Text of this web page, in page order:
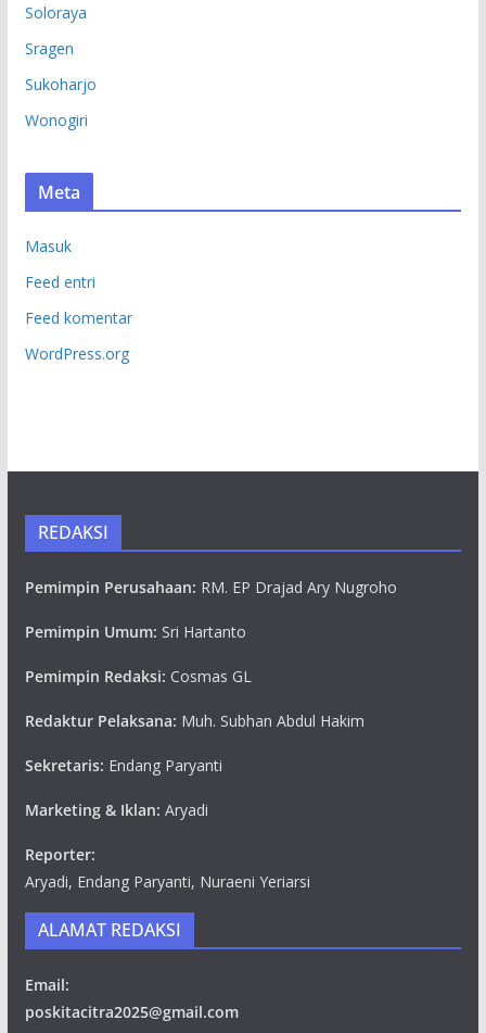
Soloraya
Sragen
Sukoharjo
Wonogiri
Meta
Masuk
Feed entri
Feed komentar
WordPress.org
REDAKSI
Pemimpin Perusahaan: RM. EP Drajad Ary Nugroho
Pemimpin Umum: Sri Hartanto
Pemimpin Redaksi: Cosmas GL
Redaktur Pelaksana: Muh. Subhan Abdul Hakim
Sekretaris: Endang Paryanti
Marketing & Iklan: Aryadi
Reporter:
Aryadi, Endang Paryanti, Nuraeni Yeriarsi
ALAMAT REDAKSI
Email:
poskitacitra2025@gmail.com